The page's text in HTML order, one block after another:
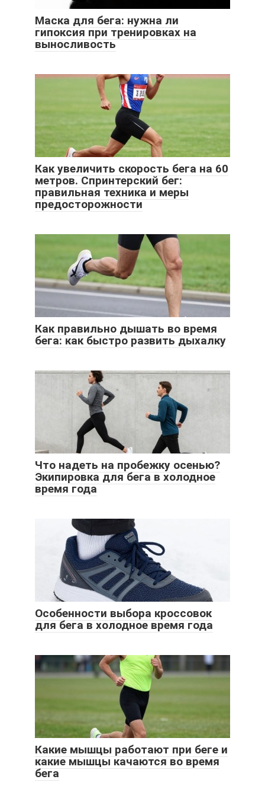
Маска для бега: нужна ли
гипоксия при тренировках на
выносливость
Как увеличить скорость бега на 60
метров. Спринтерский бег:
правильная техника и меры
предосторожности
Как правильно дышать во время
бега: как быстро развить дыхалку
Что надеть на пробежку осенью?
Экипировка для бега в холодное
время года
Особенности выбора кроссовок
для бега в холодное время года
Какие мышцы работают при беге и
какие мышцы качаются во время
бега